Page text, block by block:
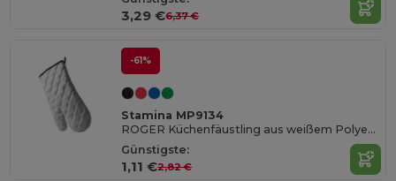
3,29 €6,37 €
-61%
Stamina MP9134
ROGER Küchenfäustling aus weißem Polyester mit farbiger Einfassung und Aufhängeband
Günstigste:
1,11 €2,82 €